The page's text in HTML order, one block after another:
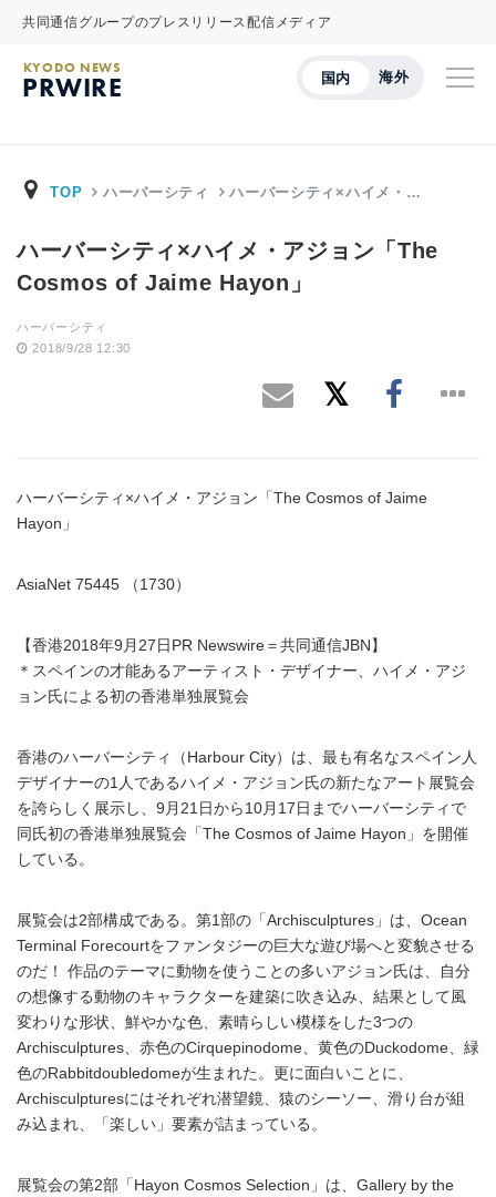
共同通信グループのプレスリリース配信メディア
国内 海外
KYODO NEWS
PRWIRE
TOP ハーバーシティ ハーバーシティ×ハイメ・…
ハーバーシティ×ハイメ・アジョン「The
Cosmos of Jaime Hayon」
ハーバーシティ
2018/9/28 12:30
ハーバーシティ×ハイメ・アジョン「The Cosmos of Jaime
Hayon」
AsiaNet 75445 （1730）
【香港2018年9月27日PR Newswire＝共同通信JBN】
＊スペインの才能あるアーティスト・デザイナー、ハイメ・アジ
ョン氏による初の香港単独展覧会
香港のハーバーシティ（Harbour City）は、最も有名なスペイン人
デザイナーの1人であるハイメ・アジョン氏の新たなアート展覧会
を誇らしく展示し、9月21日から10月17日までハーバーシティで
同氏初の香港単独展覧会「The Cosmos of Jaime Hayon」を開催
している。
展覧会は2部構成である。第1部の「Archisculptures」は、Ocean
Terminal Forecourtをファンタジーの巨大な遊び場へと変貌させる
のだ！ 作品のテーマに動物を使うことの多いアジョン氏は、自分
の想像する動物のキャラクターを建築に吹き込み、結果として風
変わりな形状、鮮やかな色、素晴らしい模様をした3つの
Archisculptures、赤色のCirquepinodome、黄色のDuckodome、緑
色のRabbitdoubledomeが生まれた。更に面白いことに、
Archisculpturesにはそれぞれ潜望鏡、猿のシーソー、滑り台が組
み込まれ、「楽しい」要素が詰まっている。
展覧会の第2部「Hayon Cosmos Selection」は、Gallery by the